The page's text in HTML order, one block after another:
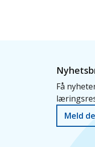
Få
Meld